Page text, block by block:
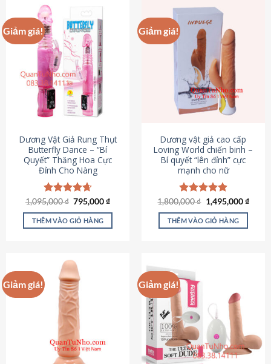
Giảm giá!
Dương Vật Giả Rung Thụt
Butterfly Dance – “Bí
Quyết” Thăng Hoa Cực
Đỉnh Cho Nàng
Được xếp
hạng4.65
5 sao
1,095,000₫ Giá
là:
1,095,000 ₫.
795,000₫Giá
tại
THÊM VÀO GIỎ HÀNG
Giảm giá!
Dương vật giả cao cấp
Loving World chiến binh –
Bí quyết “lên đỉnh” cực
mạnh cho nữ
Được xếp
hạng4.89
5 sao
1,800,000₫ Giá
gốc
là:
1,800,000 ₫.
1,495,000₫Giá
THÊM VÀO GIỎ HÀNG
Giảm giá! Giảm giá!